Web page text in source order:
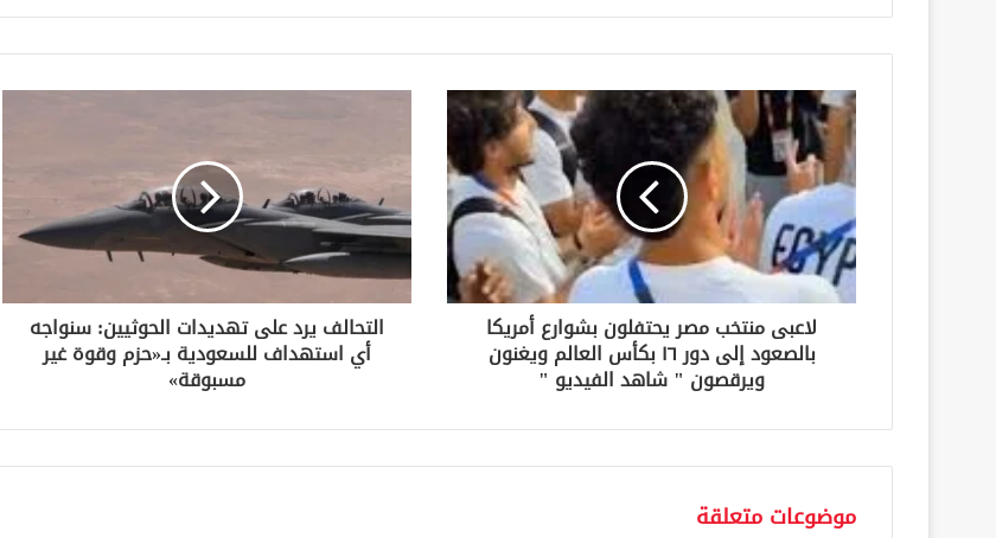
د
ك
ا
ل
إ
ل
ك
ت
ر
ن
لاعبى منتخب مصر يحتفلون بشوارع أمريكا
بالصعود إلى دور ١٦ بكأس العالم ويغنون
ويرقصون " شاهد الفيديو "
التحالف يرد على تهديدات الحوثيين: سنواجه
أي استهداف للسعودية بـ«حزم وقوة غير
مسبوقة»
موضوعات متعلقة